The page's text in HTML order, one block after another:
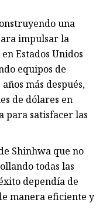
una
impulsar la
Estados Unidos
equipos de
más después,
de dólares en
para satisfacer las
Shinhwa que no
todas las
dependía de
manera eficiente y